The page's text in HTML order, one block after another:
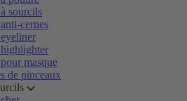
sourcils
cernes
masque
de pinceaux